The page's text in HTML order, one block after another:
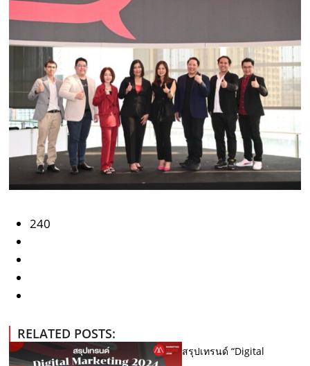
240
RELATED POSTS:
สรุปเทรนด์ “Digital